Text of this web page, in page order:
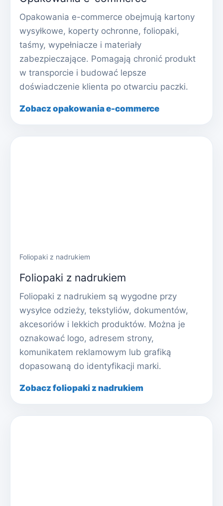
Opakowania e-commerce obejmują kartony
wysyłkowe, koperty ochronne, foliopaki,
taśmy, wypełniacze i materiały
zabezpieczające. Pomagają chronić produkt
w transporcie i budować lepsze
doświadczenie klienta po otwarciu paczki.
Zobacz opakowania e-commerce
Foliopaki z nadrukiem
Foliopaki z nadrukiem
Foliopaki z nadrukiem są wygodne przy
wysyłce odzieży, tekstyliów, dokumentów,
akcesoriów i lekkich produktów. Można je
oznakować logo, adresem strony,
komunikatem reklamowym lub grafiką
dopasowaną do identyfikacji marki.
Zobacz foliopaki z nadrukiem